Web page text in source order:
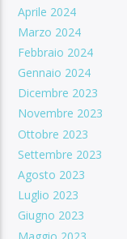
Aprile 2024
Marzo 2024
Febbraio 2024
Gennaio 2024
Dicembre 2023
Novembre 2023
Ottobre 2023
Settembre 2023
Agosto 2023
Luglio 2023
Giugno 2023
Maggio 2023